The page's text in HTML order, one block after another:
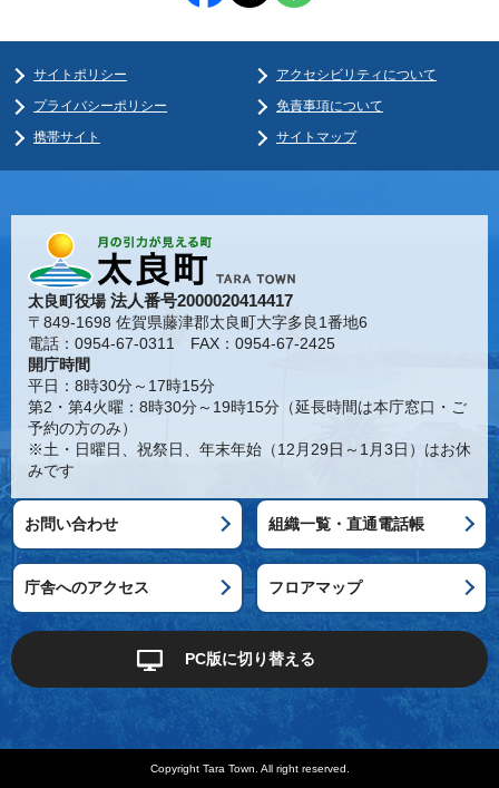
サイトポリシー
アクセシビリティについて
プライバシーポリシー
免責事項について
携帯サイト
サイトマップ
太良町役場法人番号2000020414417
〒849-1698 佐賀県藤津郡太良町大字多良1番地6
電話：0954-67-0311 FAX：0954-67-2425
開庁時間
平日：8時30分～17時15分
第2・第4火曜：8時30分～19時15分（延長時間は本庁窓口・ご
予約の方のみ）
※土・日曜日、祝祭日、年末年始（12月29日～1月3日）はお休
みです
お問い合わせ 組織一覧・直通電話帳
庁舎へのアクセス フロアマップ
PC版に切り替える
Copyright Tara Town. All right reserved.